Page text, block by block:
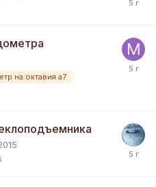
на октавия а7